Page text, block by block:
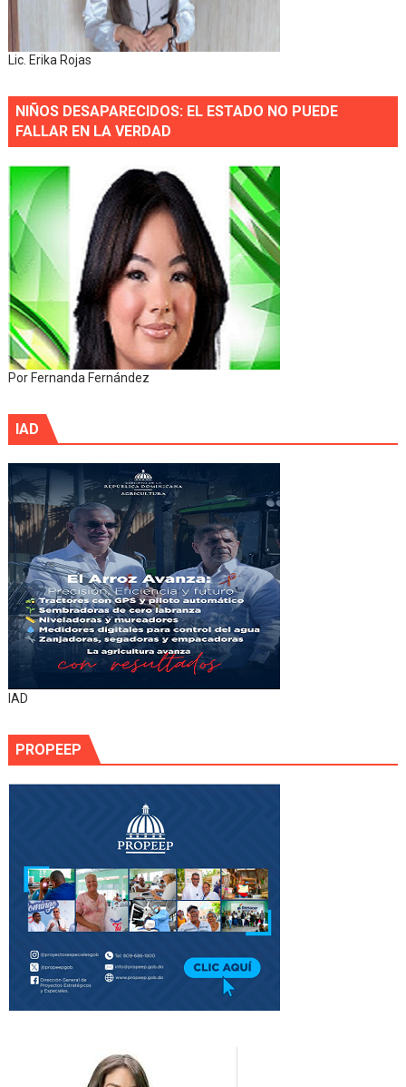
Lic. Erika Rojas
NIÑOS DESAPARECIDOS: EL ESTADO NO PUEDE
FALLAR EN LA VERDAD
Por Fernanda Fernández
IAD
IAD
PROPEEP